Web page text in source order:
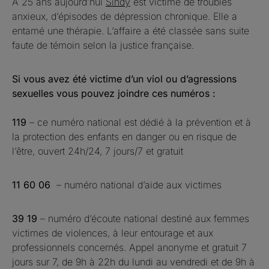
anxieux, d’épisodes de dépression chronique. Elle a
entamé une thérapie. L’affaire a été classée sans suite
faute de témoin selon la justice française.
Si vous avez été victime d’un viol ou d’agressions
sexuelles vous pouvez joindre ces numéros :
119 – ce numéro national est dédié à la prévention et à
la protection des enfants en danger ou en risque de
l’être, ouvert 24h/24, 7 jours/7 et gratuit
11 60 06 – numéro national d’aide aux victimes
39 19 – numéro d’écoute national destiné aux femmes
victimes de violences, à leur entourage et aux
professionnels concernés. Appel anonyme et gratuit 7
jours sur 7, de 9h à 22h du lundi au vendredi et de 9h à